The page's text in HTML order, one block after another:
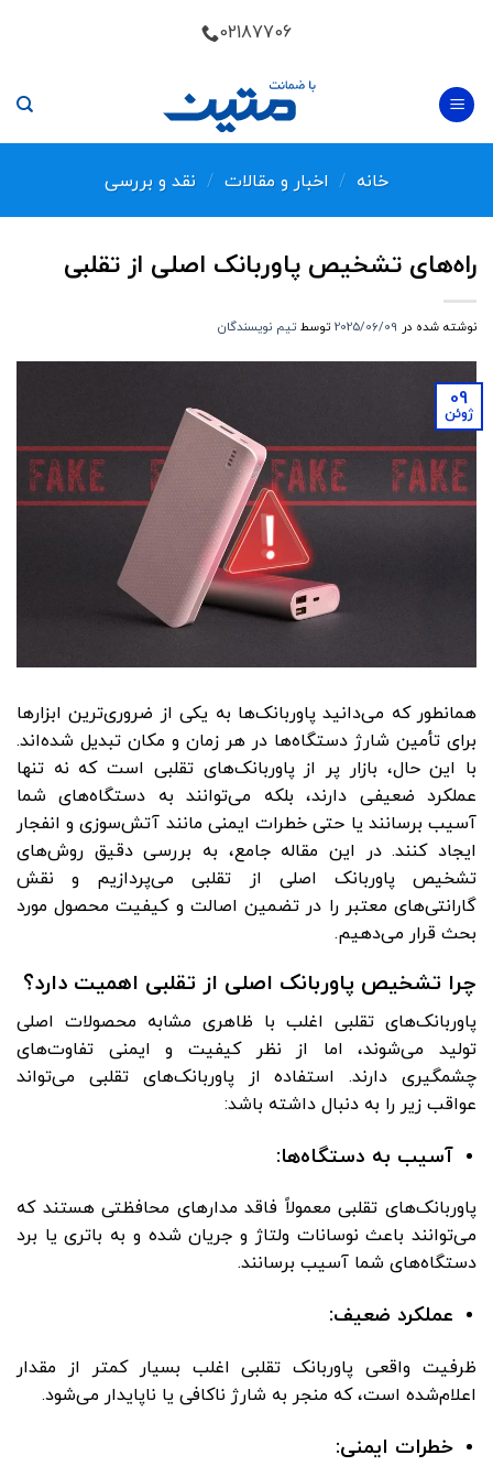
02187706
خانه / اخبار و مقالات / نقد و بررسی
راه‌های تشخیص پاوربانک اصلی از تقلبی
نوشته شده در 2025/06/09 توسط تیم نویسندگان
09
ژوئن
همانطور که می‌دانید پاوربانک‌ها به یکی از ضروری‌ترین ابزارها
برای تأمین شارژ دستگاه‌ها در هر زمان و مکان تبدیل شده‌اند.
با این حال، بازار پر از پاوربانک‌های تقلبی است که نه تنها
عملکرد ضعیفی دارند، بلکه می‌توانند به دستگاه‌های شما
آسیب برسانند یا حتی خطرات ایمنی مانند آتش‌سوزی و انفجار
ایجاد کنند. در این مقاله جامع، به بررسی دقیق روش‌های
تشخیص پاوربانک اصلی از تقلبی می‌پردازیم و نقش
گارانتی‌های معتبر را در تضمین اصالت و کیفیت محصول مورد
بحث قرار می‌دهیم.
چرا تشخیص پاوربانک اصلی از تقلبی اهمیت دارد؟
پاوربانک‌های تقلبی اغلب با ظاهری مشابه محصولات اصلی
تولید می‌شوند، اما از نظر کیفیت و ایمنی تفاوت‌های
چشمگیری دارند. استفاده از پاوربانک‌های تقلبی می‌تواند
عواقب زیر را به دنبال داشته باشد:
آسیب به دستگاه‌ها:
پاوربانک‌های تقلبی معمولاً فاقد مدارهای محافظتی هستند که
می‌توانند باعث نوسانات ولتاژ و جریان شده و به باتری یا برد
دستگاه‌های شما آسیب برسانند.
عملکرد ضعیف:
ظرفیت واقعی پاوربانک تقلبی اغلب بسیار کمتر از مقدار
اعلام‌شده است، که منجر به شارژ ناکافی یا ناپایدار می‌شود.
خطرات ایمنی: